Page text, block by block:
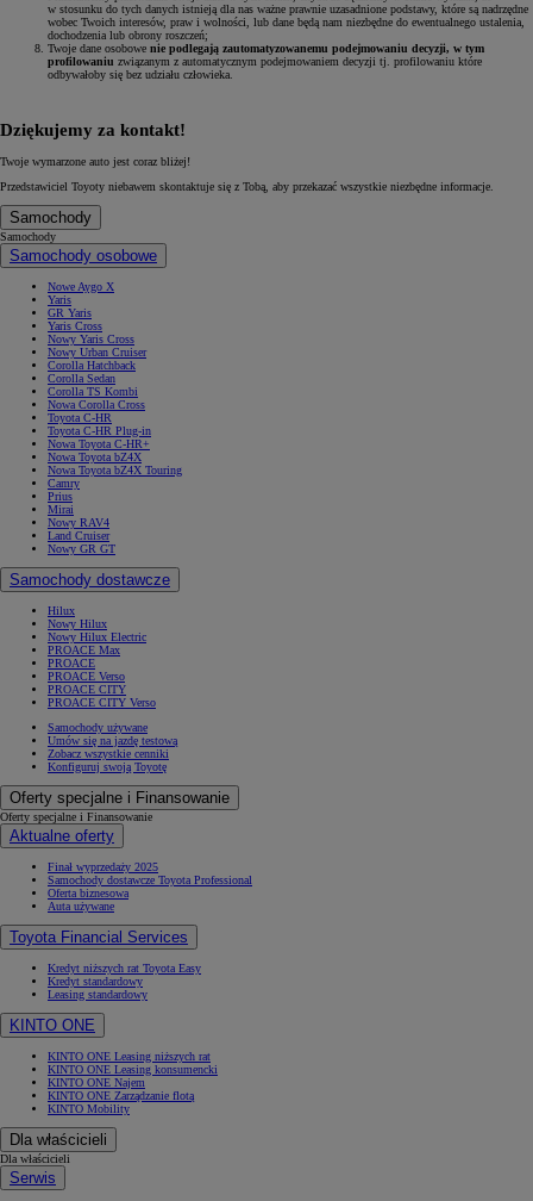
w stosunku do tych danych istnieją dla nas ważne prawnie uzasadnione podstawy, które są nadrzędne
wobec Twoich interesów, praw i wolności, lub dane będą nam niezbędne do ewentualnego ustalenia,
dochodzenia lub obrony roszczeń;
Twoje dane osobowe nie podlegają zautomatyzowanemu podejmowaniu decyzji, w tym
profilowaniu związanym z automatycznym podejmowaniem decyzji tj. profilowaniu które
odbywałoby się bez udziału człowieka.
Dziękujemy za kontakt!
Twoje wymarzone auto jest coraz bliżej!
Przedstawiciel Toyoty niebawem skontaktuje się z Tobą, aby przekazać wszystkie niezbędne informacje.
Samochody
Samochody
Samochody osobowe
Nowe Aygo X
Yaris
GR Yaris
Yaris Cross
Nowy Yaris Cross
Nowy Urban Cruiser
Corolla Hatchback
Corolla Sedan
Corolla TS Kombi
Nowa Corolla Cross
Toyota C-HR
Toyota C-HR Plug-in
Nowa Toyota C-HR+
Nowa Toyota bZ4X
Nowa Toyota bZ4X Touring
Camry
Prius
Mirai
Nowy RAV4
Land Cruiser
Nowy GR GT
Samochody dostawcze
Hilux
Nowy Hilux
Nowy Hilux Electric
PROACE Max
PROACE
PROACE Verso
PROACE CITY
PROACE CITY Verso
Samochody używane
Umów się na jazdę testową
Zobacz wszystkie cenniki
Konfiguruj swoją Toyotę
Oferty specjalne i Finansowanie
Oferty specjalne i Finansowanie
Aktualne oferty
Finał wyprzedaży 2025
Samochody dostawcze Toyota Professional
Oferta biznesowa
Auta używane
Toyota Financial Services
Kredyt niższych rat Toyota Easy
Kredyt standardowy
Leasing standardowy
KINTO ONE
KINTO ONE Leasing niższych rat
KINTO ONE Leasing konsumencki
KINTO ONE Najem
KINTO ONE Zarządzanie flotą
KINTO Mobility
Dla właścicieli
Dla właścicieli
Serwis